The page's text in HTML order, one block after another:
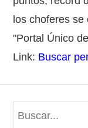
los choferes
"Portal Único
Link: Buscar
e